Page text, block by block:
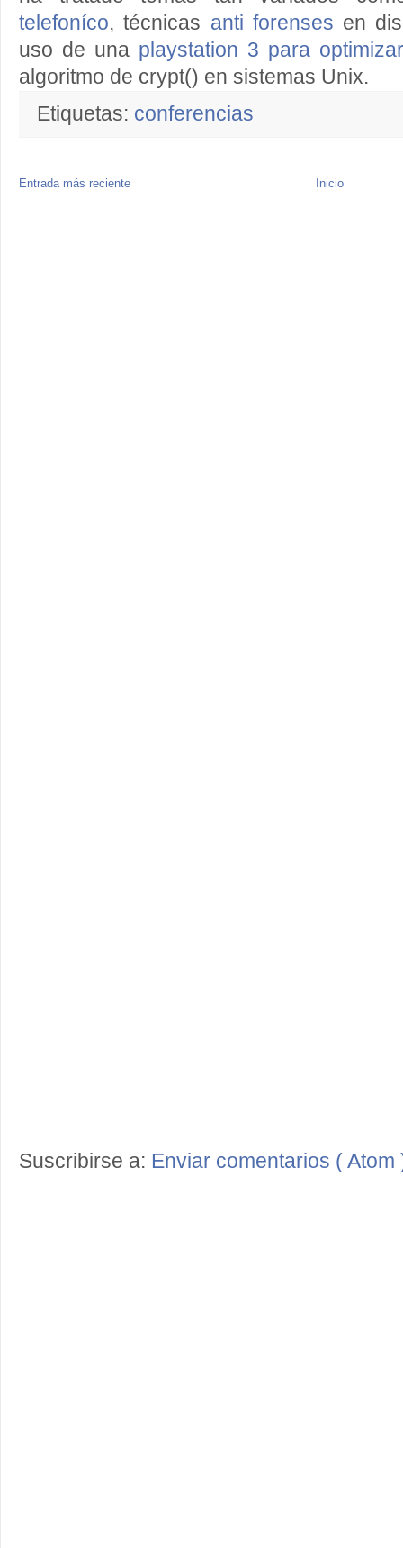
telefoníco, técnicas anti forenses en
uso de una playstation 3 para
algoritmo de crypt() en sistemas Unix.
Etiquetas: conferencias
Entrada más reciente Inicio
Suscribirse a: Enviar comentarios ( Atom